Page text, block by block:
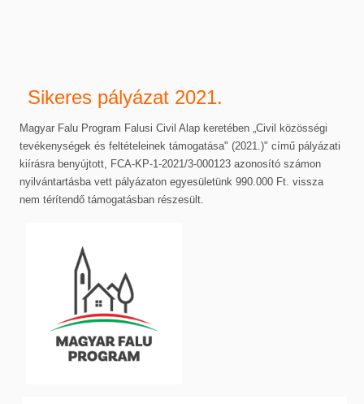
Sikeres pályázat 2021.
Magyar Falu Program Falusi Civil Alap keretében „Civil közösségi
tevékenységek és feltételeinek támogatása" (2021.)" című pályázati
kiírásra benyújtott, FCA-KP-1-2021/3-000123 azonosító számon
nyilvántartásba vett pályázaton egyesületünk 990.000 Ft. vissza
nem térítendő támogatásban részesült.